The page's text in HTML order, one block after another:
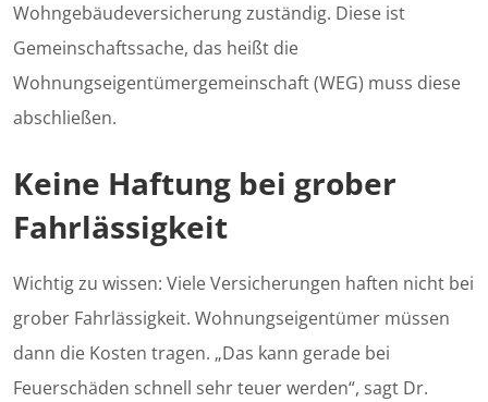
Wohngebäudeversicherung zuständig. Diese ist
Gemeinschaftssache, das heißt die
Wohnungseigentümergemeinschaft (WEG) muss diese
abschließen.
Keine Haftung bei grober
Fahrlässigkeit
Wichtig zu wissen: Viele Versicherungen haften nicht bei
grober Fahrlässigkeit. Wohnungseigentümer müssen
dann die Kosten tragen. „Das kann gerade bei
Feuerschäden schnell sehr teuer werden“, sagt Dr.